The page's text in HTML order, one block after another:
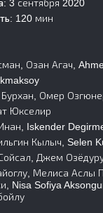
3 сентября 2020
120 мин
Озан Агач,
Омер
Юкселир
Iskender
Кылыч, Selen
Джем
Мелиса Аслы
Nisa Sofiya